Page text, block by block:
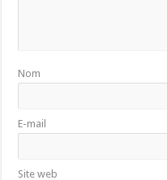
Nom
E-mail
Site web